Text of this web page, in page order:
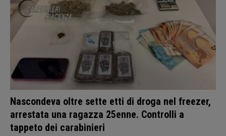
Nascondeva oltre sette etti di droga nel freezer,
arrestata una ragazza 25enne. Controlli a
tappeto dei carabinieri